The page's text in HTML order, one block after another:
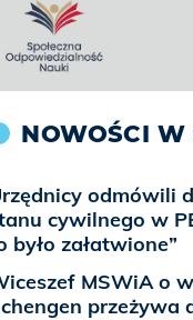
NOWOŚCI W
odmówili
cywilnego w
było załatwione”
MSWiA o
przeżywa